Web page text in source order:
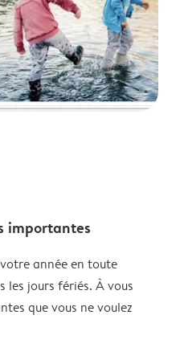
importantes
année en toute
jours fériés. À vous
que vous ne voulez